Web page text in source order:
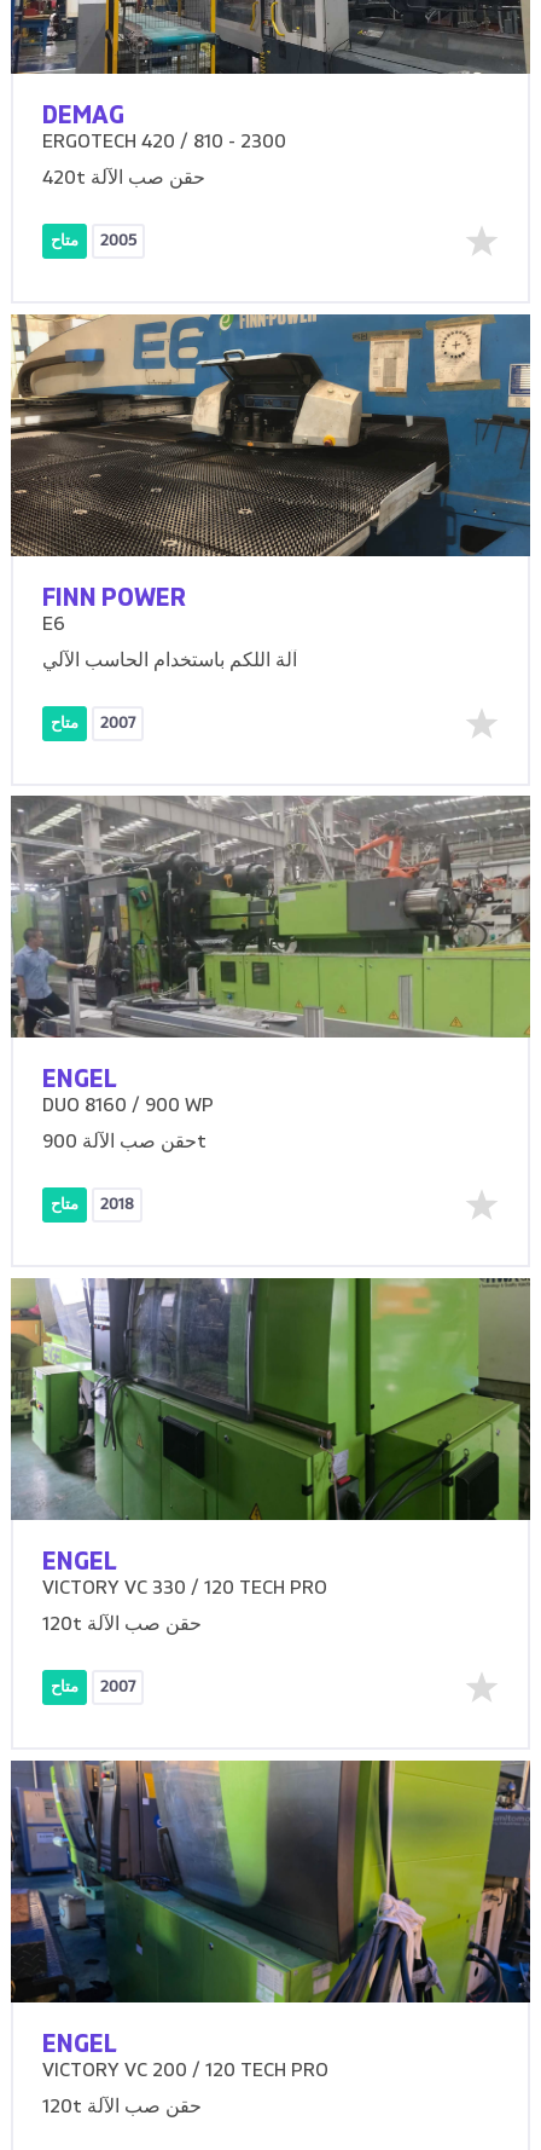
DEMAG
ERGOTECH 420 / 810 - 2300
420t حقن صب الآلة
متاح 2005
FINN POWER
E6
آلة اللكم باستخدام الحاسب الآلي
متاح 2007
ENGEL
DUO 8160 / 900 WP
حقن صب الآلة 900t
متاح 2018
ENGEL
VICTORY VC 330 / 120 TECH PRO
120t حقن صب الآلة
متاح 2007
ENGEL
VICTORY VC 200 / 120 TECH PRO
120t حقن صب الآلة